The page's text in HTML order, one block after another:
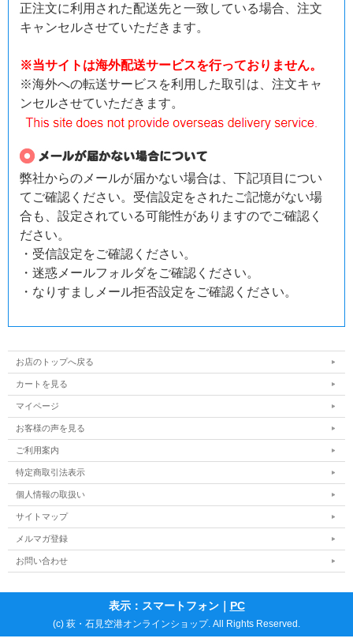
正注文に利用された配送先と一致している場合、注文
キャンセルさせていただきます。
※当サイトは海外配送サービスを行っておりません。
※海外への転送サービスを利用した取引は、注文キャ
ンセルさせていただきます。
弊社からのメールが届かない場合は、下記項目につい
てご確認ください。受信設定をされたご記憶がない場
合も、設定されている可能性がありますのでご確認く
ださい。
・受信設定をご確認ください。
・迷惑メールフォルダをご確認ください。
・なりすましメール拒否設定をご確認ください。
お店のトップへ戻る
カートを見る
マイページ
お客様の声を見る
ご利用案内
特定商取引法表示
個人情報の取扱い
サイトマップ
メルマガ登録
お問い合わせ
表示：スマートフォン｜ PC
(c) 萩・石見空港オンラインショップ. All Rights Reserved.